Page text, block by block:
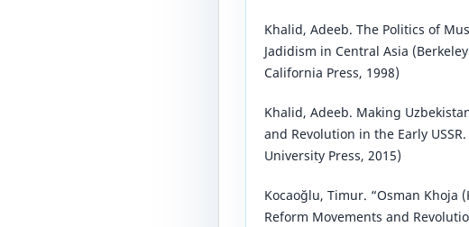
Khalid, Adeeb. The Politics of
Jadidism in Central Asia
California Press, 1998)
Khalid, Adeeb. Making
and Revolution in the Early
University Press, 2015)
Kocaoğlu, Timur. “Osman Khoja
Reform Movements and